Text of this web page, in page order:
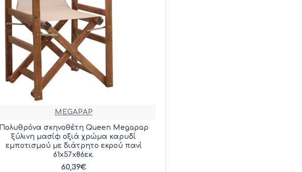
MEGAPAP
Πολυθρόνα σκηνοθέτη Queen Megapap
ξύλινη μασίφ οξιά χρώμα καρυδί
εμποτισμού με διάτρητο εκρού πανί
61x57x86εκ.
60,39€